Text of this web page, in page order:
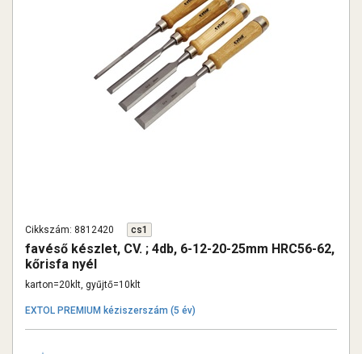
Cikkszám: 8812420 cs1
favéső készlet, CV. ; 4db, 6-12-20-25mm HRC56-62,
kőrisfa nyél
karton=20klt, gyűjtő=10klt
EXTOL PREMIUM kéziszerszám (5 év)